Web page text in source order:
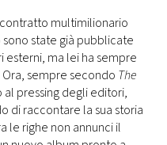
multimilionario
sono state già pubblicate
esterni, ma lei ha sempre
sempre secondo The
pressing degli editori,
di raccontare la sua storia
le righe non annunci il